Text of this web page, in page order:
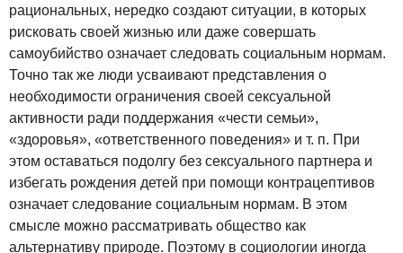
рациональных, нередко создают ситуации, в которых
рисковать своей жизнью или даже совершать
самоубийство означает следовать социальным нормам.
Точно так же люди усваивают представления о
необходимости ограничения своей сексуальной
активности ради поддержания «чести семьи»,
«здоровья», «ответственного поведения» и т. п. При
этом оставаться подолгу без сексуального партнера и
избегать рождения детей при помощи контрацептивов
означает следование социальным нормам. В этом
смысле можно рассматривать общество как
альтернативу природе. Поэтому в социологии иногда